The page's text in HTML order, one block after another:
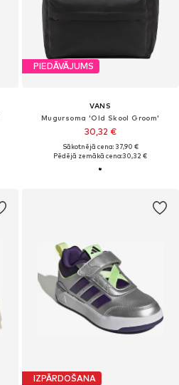
PIEDĀVĀJUMS
VANS
Mugursoma 'Old Skool Groom'
30,32 €
Sākotnējā cena: 37,90 €
Pēdējā zemākā cena:30,32 €
IZPĀRDOŠANA